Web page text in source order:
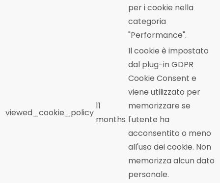
per i cookie nella
categoria
"Performance".
viewed_cookie_policy
11
months
Il cookie è impostato
dal plug-in GDPR
Cookie Consent e
viene utilizzato per
memorizzare se
l'utente ha
acconsentito o meno
all'uso dei cookie. Non
memorizza alcun dato
personale.